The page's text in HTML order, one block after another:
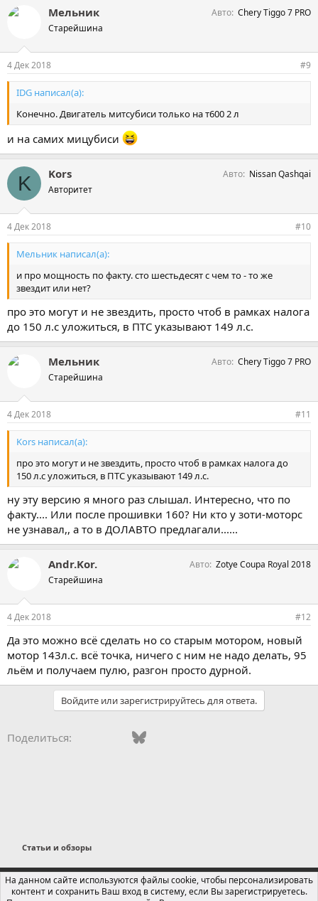
Мельник
Старейшина
Авто Chery Tiggo 7 PRO
4 Дек 2018 #9
IDG написал(а):
Конечно. Двигатель митсубиси только на т600 2 л
и на самих мицубиси
K Kors
Авторитет
Авто Nissan Qashqai
4 Дек 2018 #10
Мельник написал(а):
и про мощность по факту. сто шестьдесят с чем то - то же
звездит или нет?
про это могут и не звездить, просто чтоб в рамках налога
до 150 л.с уложиться, в ПТС указывают 149 л.с.
Мельник
Старейшина
Авто Chery Tiggo 7 PRO
4 Дек 2018 #11
Kors написал(а):
про это могут и не звездить, просто чтоб в рамках налога до
150 л.с уложиться, в ПТС указывают 149 л.с.
ну эту версию я много раз слышал. Интересно, что по
факту.... Или после прошивки 160? Ни кто у зоти-моторс
не узнавал,, а то в ДОЛАВТО предлагали......
Andr.Kor.
Старейшина
Авто Zotye Coupa Royal 2018
4 Дек 2018 #12
Да это можно всё сделать но со старым мотором, новый
мотор 143л.с. всё точка, ничего с ним не надо делать, 95
льём и получаем пулю, разгон просто дурной.
Войдите или зарегистрируйтесь для ответа.
Поделиться: Vkontakte
FacebookBluesky
Статьи и обзоры
Russian (RU)
Обратная связь
Условия и правила
На данном сайте используются файлы cookie, чтобы персонализировать
контент и сохранить Ваш вход в систему, если Вы зарегистрируетесь.